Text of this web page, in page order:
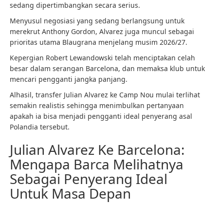
sedang dipertimbangkan secara serius.
Menyusul negosiasi yang sedang berlangsung untuk
merekrut Anthony Gordon, Alvarez juga muncul sebagai
prioritas utama Blaugrana menjelang musim 2026/27.
Kepergian Robert Lewandowski telah menciptakan celah
besar dalam serangan Barcelona, ​​​​dan memaksa klub untuk
mencari pengganti jangka panjang.
Alhasil, transfer Julian Alvarez ke Camp Nou mulai terlihat
semakin realistis sehingga menimbulkan pertanyaan
apakah ia bisa menjadi pengganti ideal penyerang asal
Polandia tersebut.
Julian Alvarez Ke Barcelona:
Mengapa Barca Melihatnya
Sebagai Penyerang Ideal
Untuk Masa Depan